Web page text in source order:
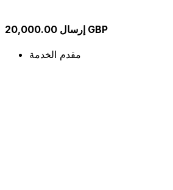
إرسال 20,000.00 GBP
مقدم الخدمة